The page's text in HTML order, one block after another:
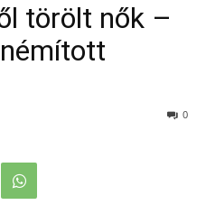
törölt nők –
0